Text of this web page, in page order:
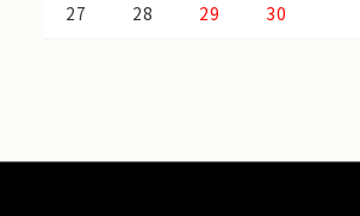
27 28 29 30